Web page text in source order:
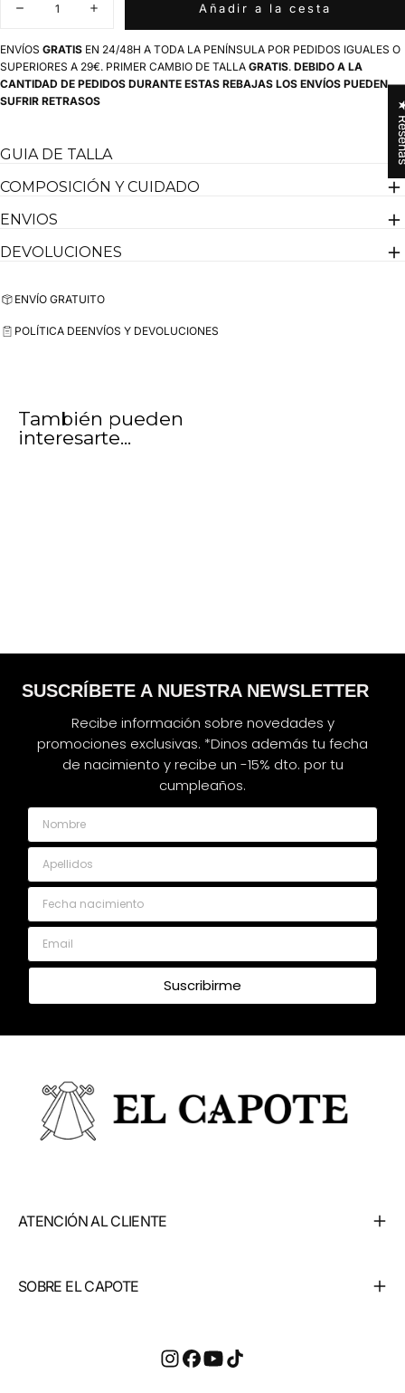
Disminuir
para
Polo
Blanco
Classic
Logo
Aumentar
cantidad
para
Polo
Blanco
Classic
Logo
Añadir a la cesta
ENVÍOS GRATIS EN 24/48H A TODA LA PENÍNSULA POR PEDIDOS IGUALES O
SUPERIORES A 29€. PRIMER CAMBIO DE TALLA GRATIS. DEBIDO A LA
CANTIDAD DE PEDIDOS DURANTE ESTAS REBAJAS LOS ENVÍOS PUEDEN
SUFRIR RETRASOS
GUIA DE TALLA
COMPOSICIÓN Y CUIDADO
ENVIOS
DEVOLUCIONES
ENVÍO GRATUITO
POLÍTICA DEENVÍOS Y DEVOLUCIONES
También pueden
interesarte...
SUSCRÍBETE A NUESTRA NEWSLETTER
Recibe información sobre novedades y
promociones exclusivas. *Dinos además tu fecha
de nacimiento y recibe un -15% dto. por tu
cumpleaños.
Nombre
Apellidos
Fecha nacimiento
Email
Suscribirme
ATENCIÓN AL CLIENTE
SOBRE EL CAPOTE
★